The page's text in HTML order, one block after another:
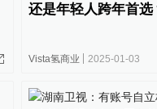
还是年轻人跨年首选
Vista氢商业 2025-01-03